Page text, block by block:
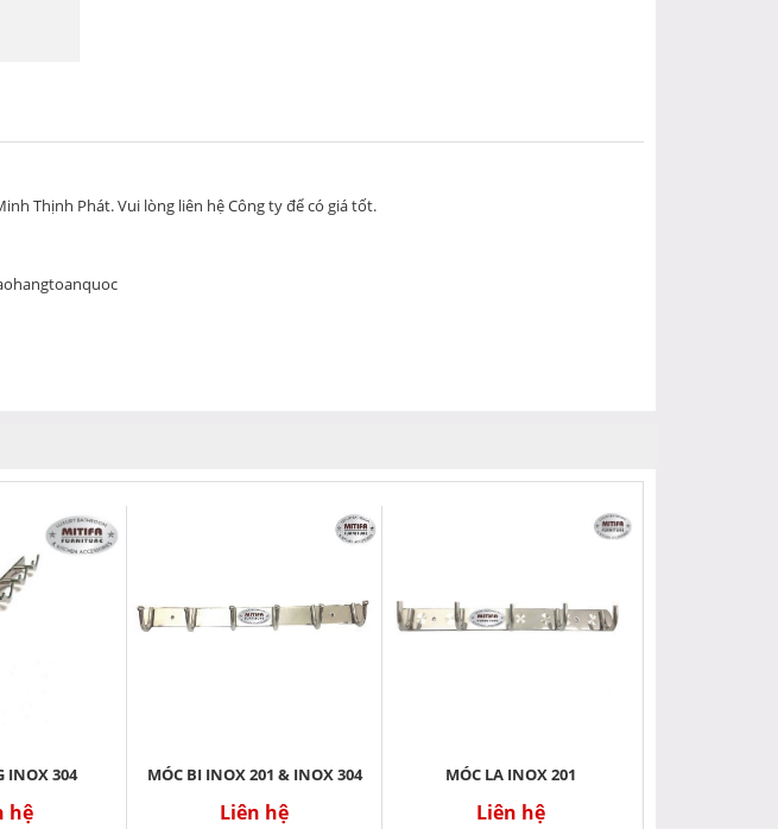
Thịnh Phát. Vui lòng liên hệ Công ty để có giá tốt.
INOX 304
hệ
MÓC BI INOX 201 & INOX 304
Liên hệ
MÓC LA INOX 201
Liên hệ